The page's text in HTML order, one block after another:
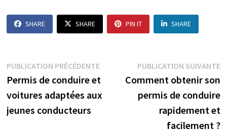
SHARE SHARE PIN IT SHARE
Navigation
de
l’article
PUBLICATION PRÉCÉDENTEPublication
précédente :
Permis de conduire et
voitures adaptées aux
jeunes conducteurs
PUBLICATION SUIVANTE
Comment obtenir son
permis de conduire
rapidement et
facilement ?